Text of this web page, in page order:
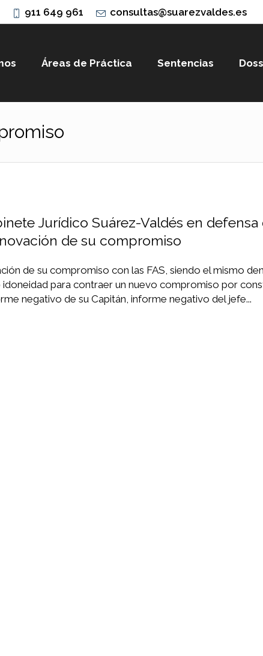
911 649 961 consultas@suarezvaldes.es
Áreas de Práctica Sentencias
Jurídico Suárez-Valdés en defensa
de su compromiso
de su compromiso con las FAS, siendo el mismo
para contraer un nuevo compromiso por
negativo de su Capitán, informe negativo del jefe...